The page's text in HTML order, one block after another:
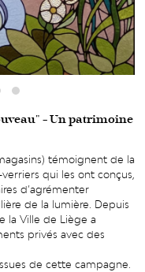
- Un patrimoine
témoignent de la
qui les ont conçus,
d’agrémenter
de la lumière. Depuis
la Ville de Liège a
privés avec des
de cette campagne.